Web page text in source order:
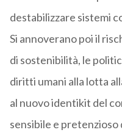
destabilizzare sistemi
Si annoverano poi il
di sostenibilità, le
diritti umani alla lotta
al nuovo identikit del
sensibile e